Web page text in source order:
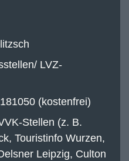
LVZ-
(kostenfrei)
Stellen (z. B.
Touristinfo Wurzen,
Leipzig, Culton